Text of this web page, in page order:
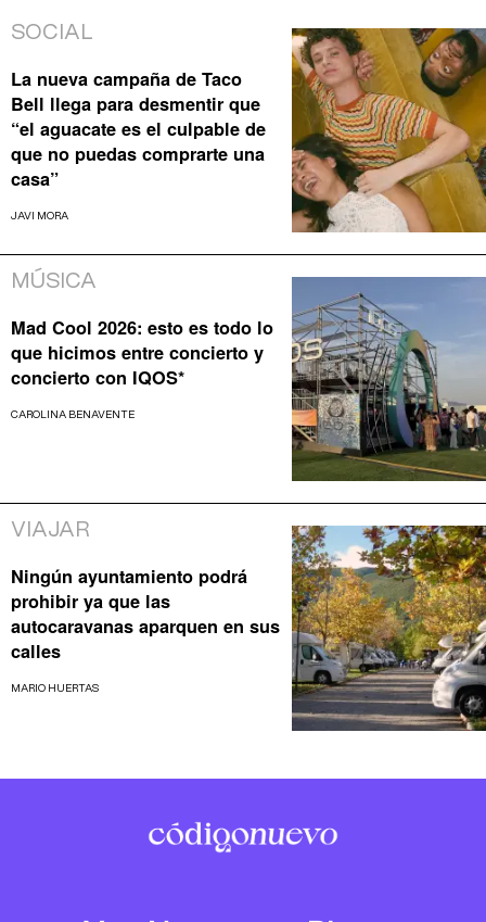
SOCIAL
La nueva campaña de Taco
Bell llega para desmentir que
“el aguacate es el culpable de
que no puedas comprarte una
casa”
JAVI MORA
MÚSICA
Mad Cool 2026: esto es todo lo
que hicimos entre concierto y
concierto con IQOS*
CAROLINA BENAVENTE
VIAJAR
Ningún ayuntamiento podrá
prohibir ya que las
autocaravanas aparquen en sus
calles
MARIO HUERTAS